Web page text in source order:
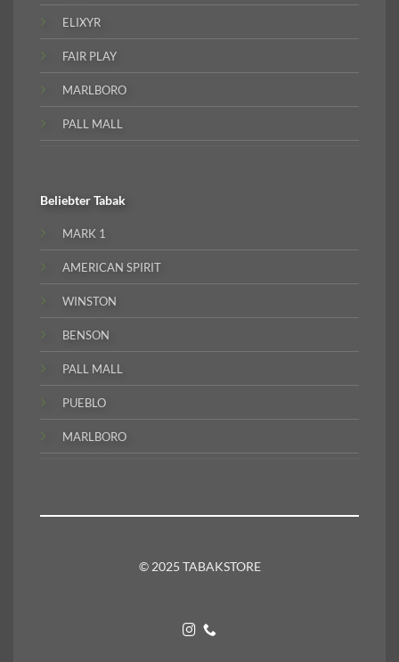
ELIXYR
FAIR PLAY
MARLBORO
PALL MALL
BeliebterTabak
MARK 1
AMERICAN SPIRIT
WINSTON
BENSON
PALL MALL
PUEBLO
MARLBORO
© 2025 TABAKSTORE